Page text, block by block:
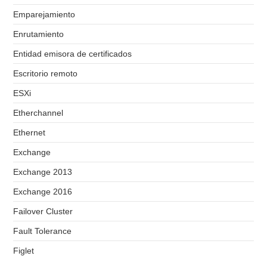
Emparejamiento
Enrutamiento
Entidad emisora de certificados
Escritorio remoto
ESXi
Etherchannel
Ethernet
Exchange
Exchange 2013
Exchange 2016
Failover Cluster
Fault Tolerance
Figlet